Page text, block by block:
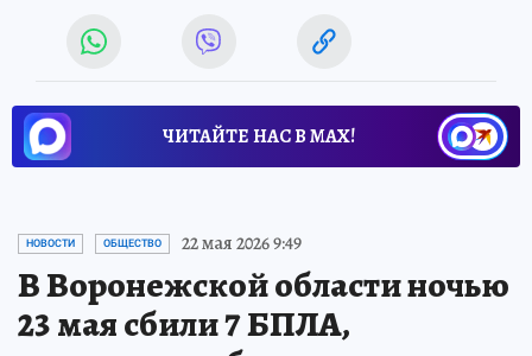
ЧИТАЙТЕ НАС В МАХ!
НОВОСТИ ОБЩЕСТВО 22 мая 2026 9:49
В Воронежской области ночью
23 мая сбили 7 БПЛА,